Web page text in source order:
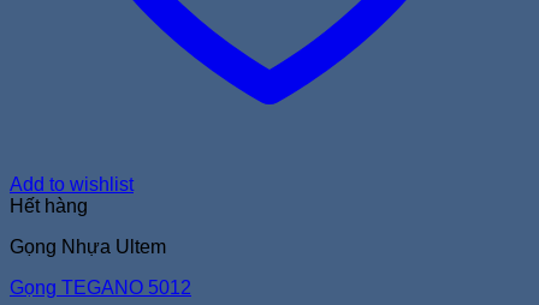
Add to wishlist
Hết hàng
Gọng Nhựa Ultem
Gọng TEGANO 5012